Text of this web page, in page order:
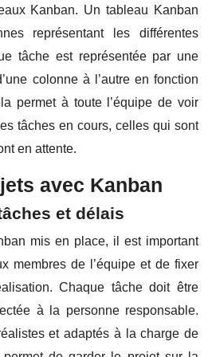
Kanban. Un tableau Kanban
représentant les différentes
tâche est représentée par une
colonne à l’autre en fonction
permet à toute l’équipe de voir
tâches en cours, celles qui sont
en attente.
avec Kanban
et délais
mis en place, il est important
membres de l’équipe et de fixer
Chaque tâche doit être
à la personne responsable.
et adaptés à la charge de